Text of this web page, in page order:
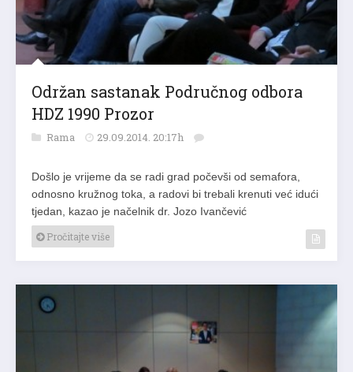
Održan sastanak Područnog odbora
HDZ 1990 Prozor
Rama 29.09.2014. 20:17h
Došlo je vrijeme da se radi grad počevši od semafora,
odnosno kružnog toka, a radovi bi trebali krenuti već idući
tjedan, kazao je načelnik dr. Jozo Ivančević
Pročitajte više